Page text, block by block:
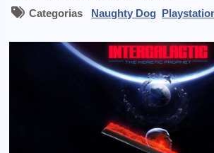
Categorias Naughty Dog